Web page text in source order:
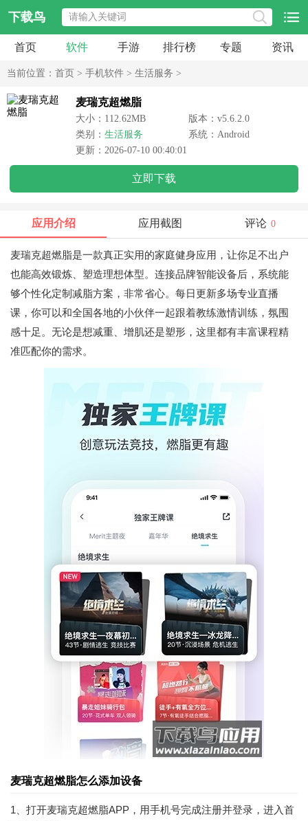
下载鸟
首页 软件 手游 排行榜 专题 资讯
当前位置： 首页 > 手机软件 > 生活服务 >
麦瑞克超燃脂
大小：112.62MB
版本：v5.6.2.0
类别： 生活服务
系统：Android
更新：2026-07-10 00:40:01
立即下载
应用介绍 应用截图 评论 0
麦瑞克超燃脂是一款真正实用的家庭健身应用，让你足不出户
也能高效锻炼、塑造理想体型。连接品牌智能设备后，系统能
够个性化定制减脂方案，非常省心。每日更新多场专业直播
课，你可以和全国各地的小伙伴一起跟着教练激情训练，氛围
感十足。无论是想减重、增肌还是塑形，这里都有丰富课程精
准匹配你的需求。
麦瑞克超燃脂怎么添加设备
1、打开麦瑞克超燃脂APP，用手机号完成注册并登录，进入首